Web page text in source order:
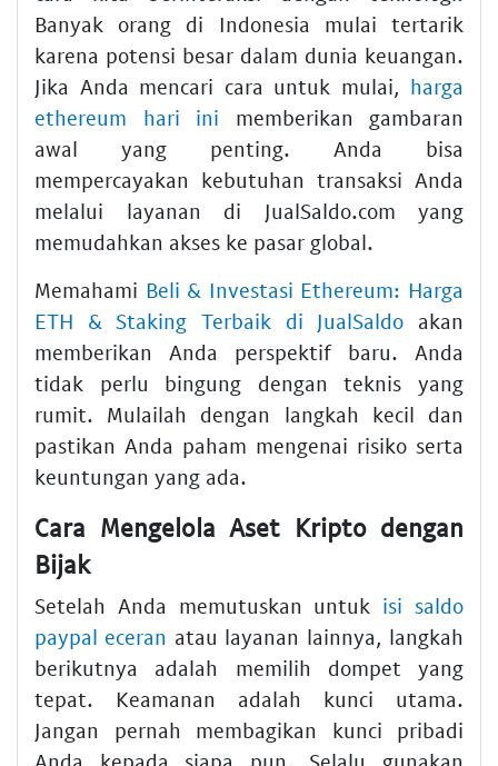
Banyak orang di Indonesia mulai tertarik
karena potensi besar dalam dunia keuangan.
Jika Anda mencari cara untuk mulai, harga
ethereum hari ini memberikan gambaran
awal yang penting. Anda bisa
mempercayakan kebutuhan transaksi Anda
melalui layanan di JualSaldo.com yang
memudahkan akses ke pasar global.
Memahami Beli & Investasi Ethereum: Harga
ETH & Staking Terbaik di JualSaldo akan
memberikan Anda perspektif baru. Anda
tidak perlu bingung dengan teknis yang
rumit. Mulailah dengan langkah kecil dan
pastikan Anda paham mengenai risiko serta
keuntungan yang ada.
Cara Mengelola Aset Kripto dengan
Bijak
Setelah Anda memutuskan untuk isi saldo
paypal eceran atau layanan lainnya, langkah
berikutnya adalah memilih dompet yang
tepat. Keamanan adalah kunci utama.
Jangan pernah membagikan kunci pribadi